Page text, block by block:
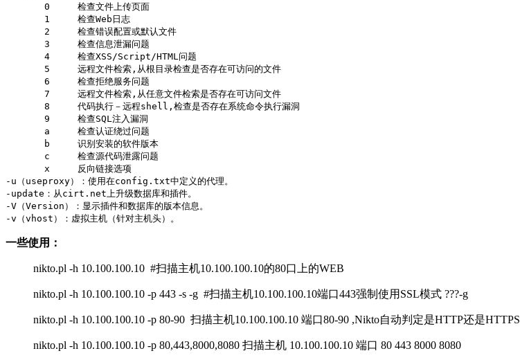
       0     检查文件上传页面
       1     检查Web日志
       2     检查错误配置或默认文件
       3     检查信息泄漏问题
       4     检查XSS/Script/HTML问题
       5     远程文件检索,从根目录检查是否存在可访问的文件
       6     检查拒绝服务问题
       7     远程文件检索,从任意文件检索是否存在可访问文件
       8     代码执行－远程shell,检查是否存在系统命令执行漏洞
       9     检查SQL注入漏洞
       a     检查认证绕过问题
       b     识别安装的软件版本
       c     检查源代码泄露问题
       x     反向链接选项
-u（useproxy）：使用在config.txt中定义的代理。
-update：从cirt.net上升级数据库和插件。
-V（Version）：显示插件和数据库的版本信息。
-v（vhost）：虚拟主机（针对主机头）。
一些使用：
nikto.pl -h 10.100.100.10 #扫描主机10.100.100.10的80口上的WEB
nikto.pl -h 10.100.100.10 -p 443 -s -g #扫描主机10.100.100.10端口443强制使用SSL模式 ???-g
nikto.pl -h 10.100.100.10 -p 80-90 扫描主机10.100.100.10 端口80-90 ,Nikto自动判定是HTTP还是HTTPS
nikto.pl -h 10.100.100.10 -p 80,443,8000,8080 扫描主机 10.100.100.10 端口 80 443 8000 8080